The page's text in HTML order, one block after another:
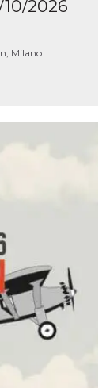
10/2026
Milano